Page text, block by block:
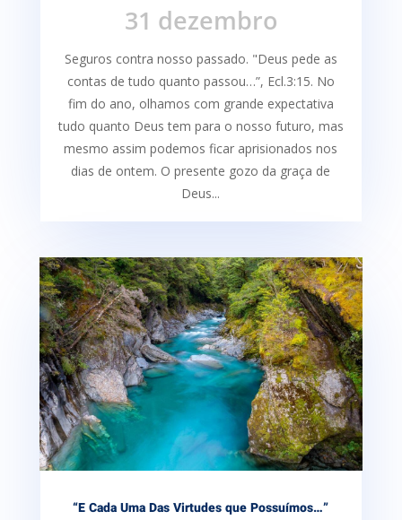
31 dezembro
Seguros contra nosso passado. "Deus pede as
contas de tudo quanto passou…”, Ecl.3:15. No
fim do ano, olhamos com grande expectativa
tudo quanto Deus tem para o nosso futuro, mas
mesmo assim podemos ficar aprisionados nos
dias de ontem. O presente gozo da graça de
Deus...
“E Cada Uma Das Virtudes que Possuímos…”